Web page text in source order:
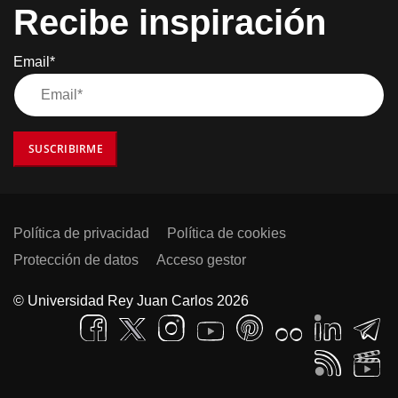
Recibe inspiración
Email*
SUSCRIBIRME
Política de privacidad
Política de cookies
Protección de datos
Acceso gestor
© Universidad Rey Juan Carlos 2026